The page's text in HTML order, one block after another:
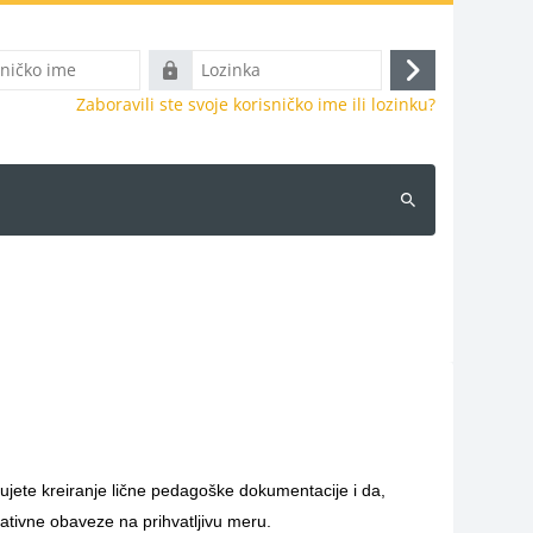
Lozinka
Prijava
Zaboravili ste svoje korisničko ime ili lozinku?
Pretraži
kurseve
kreiranje lične pedagoške dokumentacije i da,
obaveze na prihvatljivu meru.